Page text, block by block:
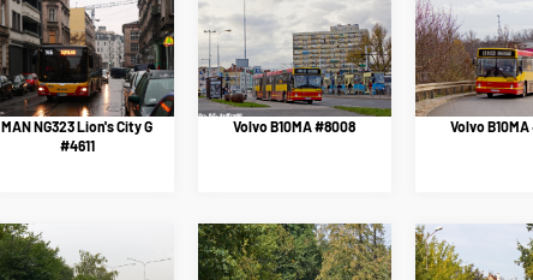
MAN NG323 Lion's City G
#4611
Volvo B10MA #8008 Volvo